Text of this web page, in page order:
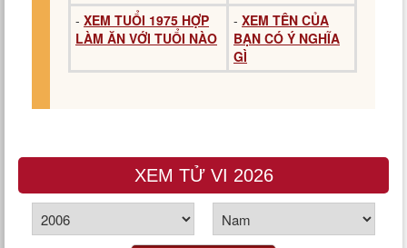
- XEM TUỔI 1975 HỢP
LÀM ĂN VỚI TUỔI NÀO
- XEM TÊN CỦA
BẠN CÓ Ý NGHĨA
GÌ
XEM TỬ VI 2026